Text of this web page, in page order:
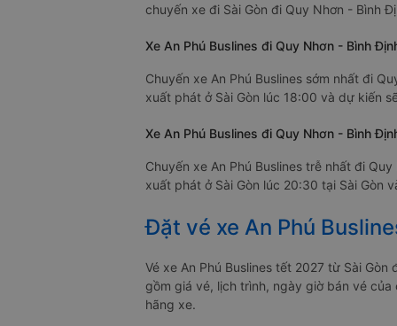
chuyến xe đi Sài Gòn đi Quy Nhơn - Bình
Xe An Phú Buslines đi Quy Nhơn - Bình
Chuyến xe An Phú Buslines sớm nhất đi
xuất phát ở Sài Gòn lúc 18:00 và dự kiến
Xe An Phú Buslines đi Quy Nhơn - Bình
Chuyến xe An Phú Buslines trễ nhất đi
xuất phát ở Sài Gòn lúc 20:30 tại Sài Gòn
Đặt vé xe An Phú
Vé xe An Phú Buslines tết 2027 từ Sài
gồm giá vé, lịch trình, ngày giờ bán vé
hãng xe.